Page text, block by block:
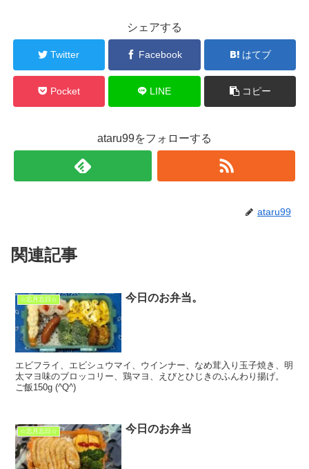
シェアする
Twitter Facebook はてブ
Pocket LINE コピー
ataru99をフォローする
ataru99
関連記事
☆忘月忘日☆ 今日のお弁当。
エビフライ、エビシュウマイ、ウインナー、なめ茸入り玉子焼き、明
太マヨ味のブロッコリー、鶏マヨ、えびとひじきのふんわり揚げ。
ご飯150g (^Q^)
☆忘月忘日☆ 今日のお弁当